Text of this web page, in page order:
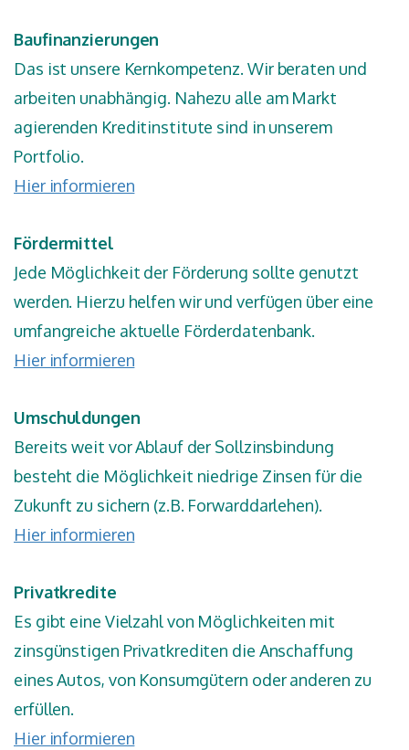
Baufinanzierungen
Das ist unsere Kernkompetenz. Wir beraten und
arbeiten unabhängig. Nahezu alle am Markt
agierenden Kreditinstitute sind in unserem
Portfolio.
Hier informieren
Fördermittel
Jede Möglichkeit der Förderung sollte genutzt
werden. Hierzu helfen wir und verfügen über eine
umfangreiche aktuelle Förderdatenbank.
Hier informieren
Umschuldungen
Bereits weit vor Ablauf der Sollzinsbindung
besteht die Möglichkeit niedrige Zinsen für die
Zukunft zu sichern (z.B. Forwarddarlehen).
Hier informieren
Privatkredite
Es gibt eine Vielzahl von Möglichkeiten mit
zinsgünstigen Privatkrediten die Anschaffung
eines Autos, von Konsumgütern oder anderen zu
erfüllen.
Hier informieren